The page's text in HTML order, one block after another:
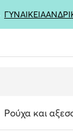
ΓΥΝΑΙΚΕΙΑ
Ρούχα και